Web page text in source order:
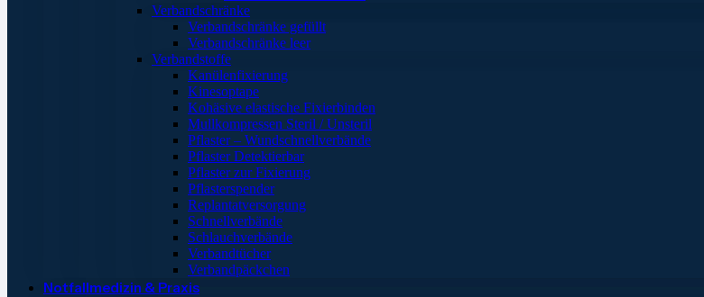
Verbandschränke
Verbandschränke gefüllt
Verbandschränke leer
Verbandstoffe
Kanülenfixierung
Kinesoptape
Kohäsive elastische Fixierbinden
Mullkompressen Steril / Unsteril
Pflaster – Wundschnellverbände
Pflaster Detektierbar
Pflaster zur Fixierung
Pflasterspender
Replantatversorgung
Schnellverbände
Schlauchverbände
Verbandtücher
Verbandpäckchen
Notfallmedizin & Praxis